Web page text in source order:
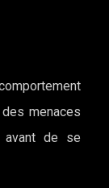
menaces
de se